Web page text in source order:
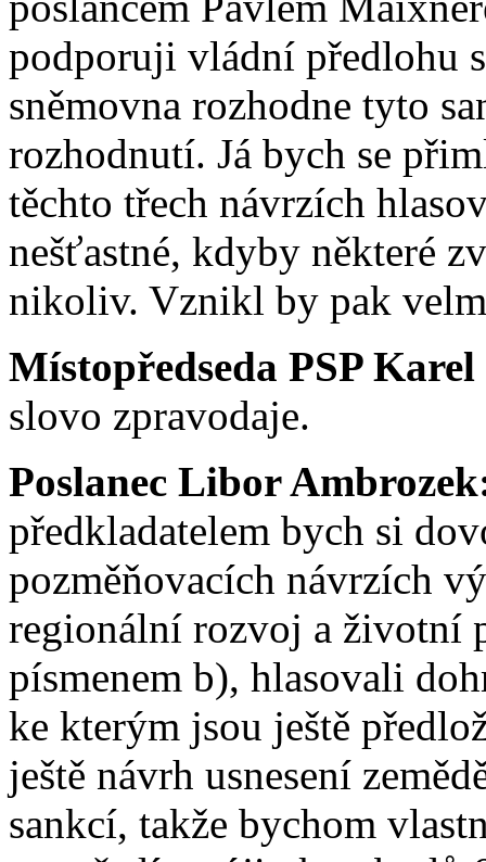
podporuji vládní předlohu
sněmovna rozhodne tyto
rozhodnutí. Já bych se
těchto třech návrzích
nešťastné, kdyby některé
nikoliv. Vznikl by pak
Místopředseda PSP
slovo zpravodaje.
Poslanec Libor
předkladatelem bych si
pozměňovacích návrzích
regionální rozvoj a životní
písmenem b), hlasovali
ke kterým jsou ještě
ještě návrh usnesení
sankcí, takže bychom